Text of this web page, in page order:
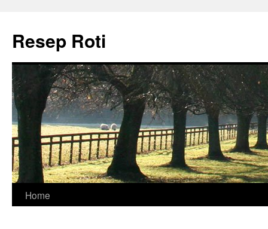
content
Resep Roti
Home